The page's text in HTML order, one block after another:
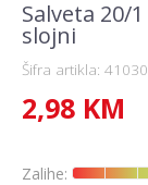
Salveta 20/
slojni
Šifra artikla:
2,98 KM
Zalihe: